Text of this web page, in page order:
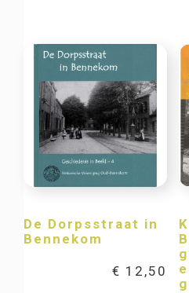
De Dorpsstraat in
Bennekom
€ 12,50